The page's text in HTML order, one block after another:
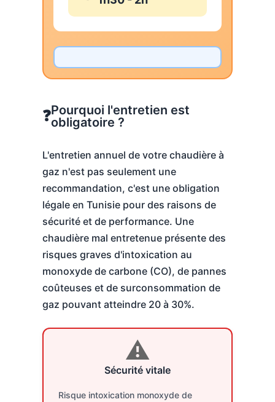
❓Pourquoi l'entretien est
obligatoire ?
L'entretien annuel de votre chaudière à
gaz n'est pas seulement une
recommandation, c'est une obligation
légale en Tunisie pour des raisons de
sécurité et de performance. Une
chaudière mal entretenue présente des
risques graves d'intoxication au
monoxyde de carbone (CO), de pannes
coûteuses et de surconsommation de
gaz pouvant atteindre 20 à 30%.
⚠️
Sécurité vitale
Risque intoxication monoxyde de